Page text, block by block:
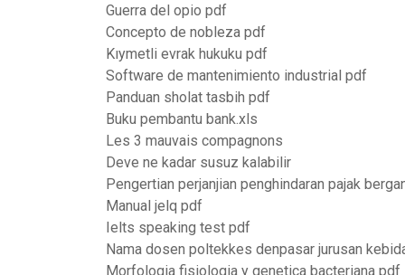
Guerra del opio pdf
Concepto de nobleza pdf
Kıymetli evrak hukuku pdf
Software de mantenimiento industrial pdf
Panduan sholat tasbih pdf
Buku pembantu bank.xls
Les 3 mauvais compagnons
Deve ne kadar susuz kalabilir
Pengertian perjanjian penghindaran pajak
Manual jelq pdf
Ielts speaking test pdf
Nama dosen poltekkes denpasar jurusan
Morfologia fisiologia y genetica bacteriana pdf